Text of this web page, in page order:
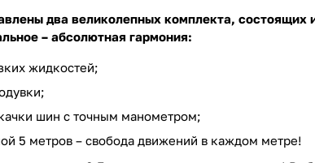
два великолепных комплекта, состоящих
– абсолютная гармония:
жидкостей;
шин с точным манометром;
5 метров – свобода движений в каждом метре!